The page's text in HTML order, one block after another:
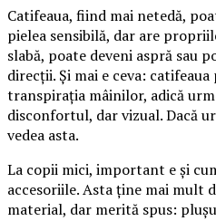
Catifeaua, fiind mai netedă,
pielea sensibilă, dar are
slabă, poate deveni aspră sau
direcții. Și mai e ceva:
transpirația mâinilor, adică
disconfortul, dar vizual. Dacă
vedea asta.
La copii mici, important e și
accesoriile. Asta ține mai mult
material, dar merită spus: